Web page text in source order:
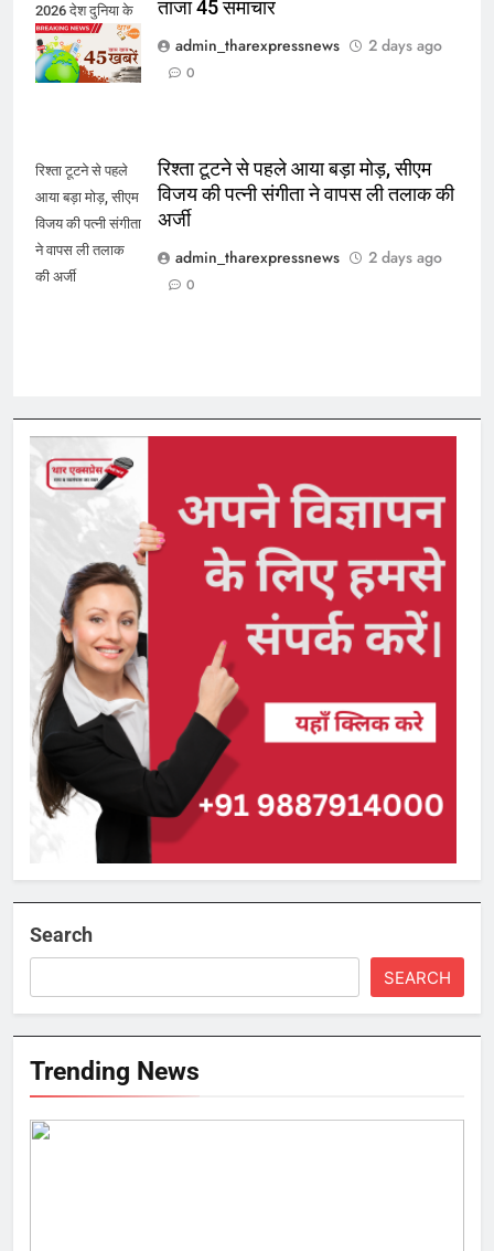
2026 देश दुनिया के
45 ताजा समाचार
ताजा 45 समाचार
admin_tharexpressnews
2 days ago
0
रिश्ता टूटने से पहले
आया बड़ा मोड़, सीएम
विजय की पत्नी संगीता
ने वापस ली तलाक
की अर्जी
रिश्ता टूटने से पहले आया बड़ा मोड़, सीएम
विजय की पत्नी संगीता ने वापस ली तलाक की
अर्जी
admin_tharexpressnews
2 days ago
0
Search
SEARCH
Trending News